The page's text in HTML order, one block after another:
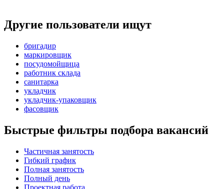
Другие пользователи ищут
бригадир
маркировщик
посудомойщица
работник склада
санитарка
укладчик
укладчик-упаковщик
фасовщик
Быстрые фильтры подбора вакансий
Частичная занятость
Гибкий график
Полная занятость
Полный день
Проектная работа